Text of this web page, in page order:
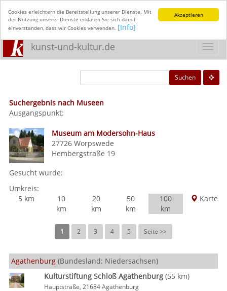
Akzeptieren
Cookies erleichtern die Bereitstellung unserer Dienste. Mit
der Nutzung unserer Dienste erklären Sie sich damit
einverstanden, dass wir Cookies verwenden. [Info]
kunst-und-kultur.de
Suchen
Suchergebnis nach Museen
Ausgangspunkt:
Museum am Modersohn-Haus
27726 Worpswede
Hembergstraße 19
Gesucht wurde:
Umkreis:
5 km
10
km
20
km
50
km
100
km
Karte
1 2 3 4 5 Seite >>
Agathenburg (Bundesland: Niedersachsen)
Kulturstiftung Schloß Agathenburg(55 km)
Hauptstraße, 21684 Agathenburg